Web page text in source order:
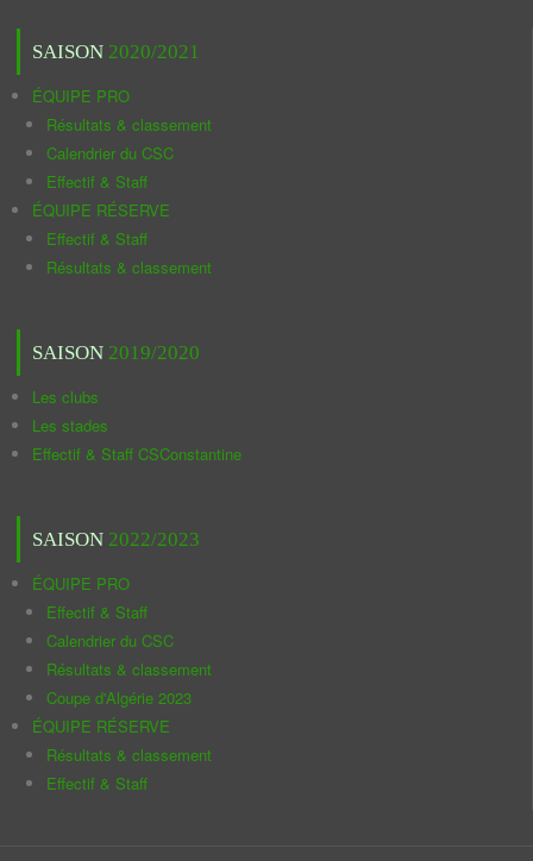
SAISON 2020/2021
ÉQUIPE PRO
Résultats & classement
Calendrier du CSC
Effectif & Staff
ÉQUIPE RÉSERVE
Effectif & Staff
Résultats & classement
SAISON 2019/2020
Les clubs
Les stades
Effectif & Staff CSConstantine
SAISON 2022/2023
ÉQUIPE PRO
Effectif & Staff
Calendrier du CSC
Résultats & classement
Coupe d'Algérie 2023
ÉQUIPE RÉSERVE
Résultats & classement
Effectif & Staff